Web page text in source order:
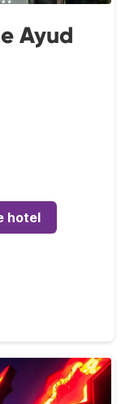
Ayud
hotel